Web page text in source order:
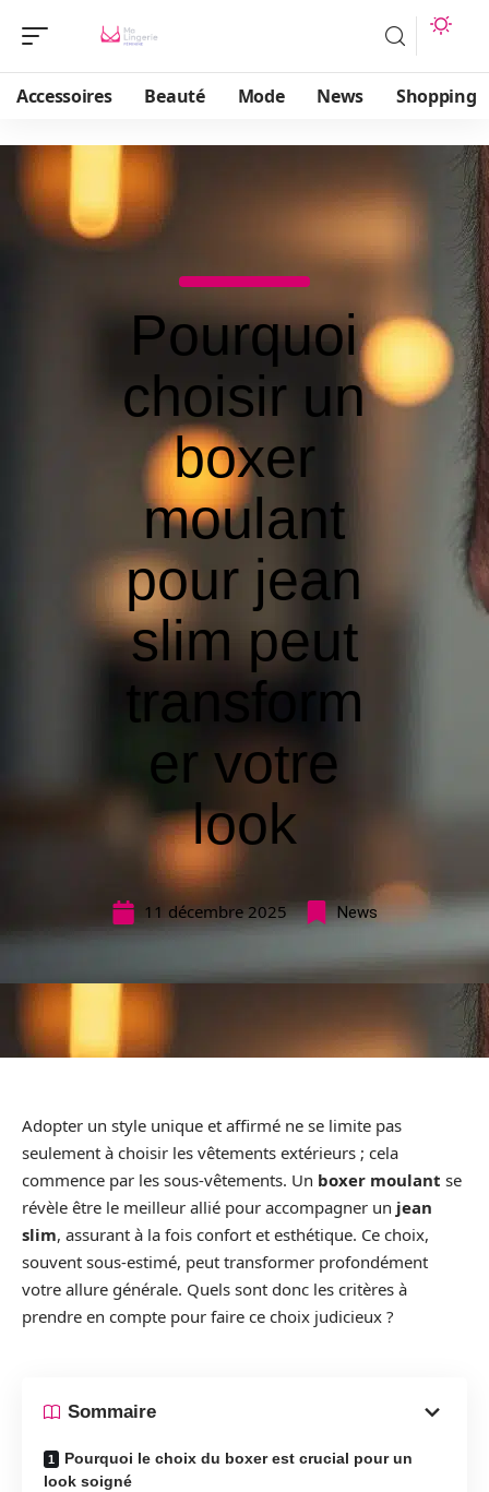
Accessoires Beauté Mode News Shopping
Pourquoi
choisir un
boxer
moulant
pour jean
slim peut
transform
er votre
look
11 décembre 2025 News
Adopter un style unique et affirmé ne se limite pas
seulement à choisir les vêtements extérieurs ; cela
commence par les sous-vêtements. Un boxer moulant se
révèle être le meilleur allié pour accompagner un jean
slim, assurant à la fois confort et esthétique. Ce choix,
souvent sous-estimé, peut transformer profondément
votre allure générale. Quels sont donc les critères à
prendre en compte pour faire ce choix judicieux ?
Sommaire
Pourquoi le choix du boxer est crucial pour un
look soigné